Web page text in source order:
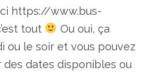
https://www.bus-
tout
Ou oui, ça
ou le soir et vous pouvez
dates disponibles ou